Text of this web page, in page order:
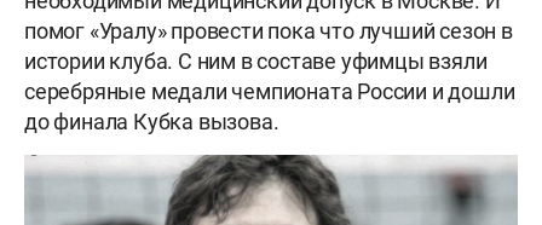
помог «Уралу» провести пока что лучший сезон в
истории клуба. С ним в составе уфимцы взяли
серебряные медали чемпионата России и дошли
до финала Кубка вызова.